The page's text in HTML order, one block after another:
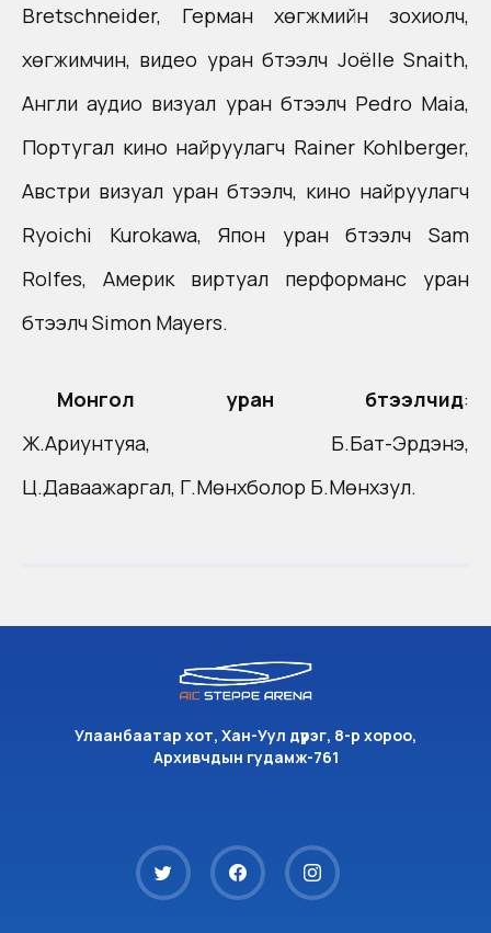
Bretschneider, Герман хөгжмийн зохиолч,
хөгжимчин, видео уран бүтээлч Joёlle Snaith,
Англи аудио визуал уран бүтээлч Pedro Maia,
Португал кино найруулагч Rainer Kohlberger,
Aвстри визуал уран бүтээлч, кино найруулагч
Ryoichi Kurokawa, Япон уран бүтээлч Sam
Rolfes, Aмерик виртуал перформанс уран
бүтээлч Simon Mayers.
Монгол уран бүтээлчид:
Ж.Ариунтуяа, Б.Бат-Эрдэнэ,
Ц.Даваажаргал, Г.Мөнхболор Б.Мөнхзул.
Улаанбаатар хот, Хан-Уул дүүрэг, 8-р хороо,
Архивчдын гудамж-761